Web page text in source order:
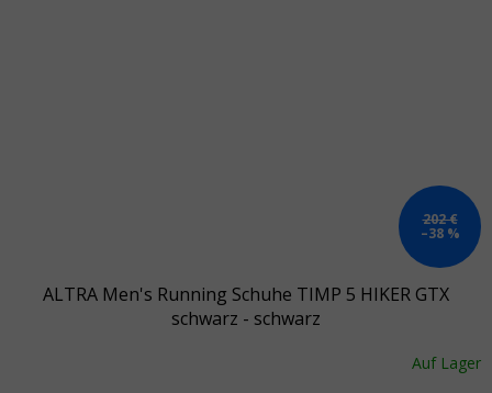
202 €
–38 %
ALTRA Men's Running Schuhe TIMP 5 HIKER GTX
schwarz - schwarz
Auf Lager